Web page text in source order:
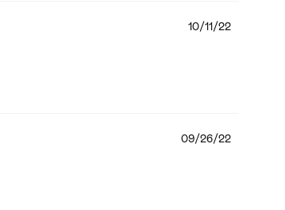
10/11/22
09/26/22